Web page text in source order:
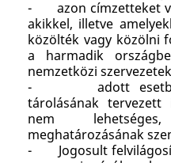
- azon címzetteket
akikkel, illetve
közölték vagy közölni
a harmadik
nemzetközi
- adott esetben
tárolásának
nem
meghatározásának
- Jogosult